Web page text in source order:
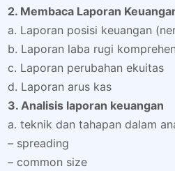
2. Membaca Laporan
a. Laporan posisi keuangan
b. Laporan laba rugi
c. Laporan perubahan ekuitas
d. Laporan arus kas
3. Analisis laporan keuangan
a. teknik dan tahapan dalam
– spreading
– common size